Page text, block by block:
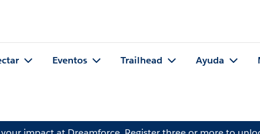
Eventos Trailhead Ayuda